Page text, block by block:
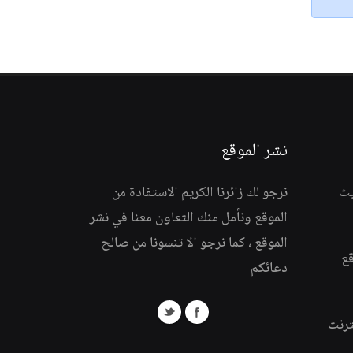
نشر الموقع
نرجو لك زائرنا الكريم الاستفادة من
الموقع ونأمل منك التعاون معنا في نشر
الموقع ، كما نرجو الا تنسونا من صالح
دعائكم